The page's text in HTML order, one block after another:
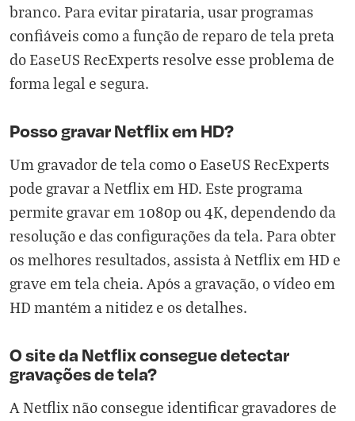
branco. Para evitar pirataria, usar programas
confiáveis como a função de reparo de tela preta
do EaseUS RecExperts resolve esse problema de
forma legal e segura.
Posso gravar Netflix em HD?
Um gravador de tela como o EaseUS RecExperts
pode gravar a Netflix em HD. Este programa
permite gravar em 1080p ou 4K, dependendo da
resolução e das configurações da tela. Para obter
os melhores resultados, assista à Netflix em HD e
grave em tela cheia. Após a gravação, o vídeo em
HD mantém a nitidez e os detalhes.
O site da Netflix consegue detectar
gravações de tela?
A Netflix não consegue identificar gravadores de